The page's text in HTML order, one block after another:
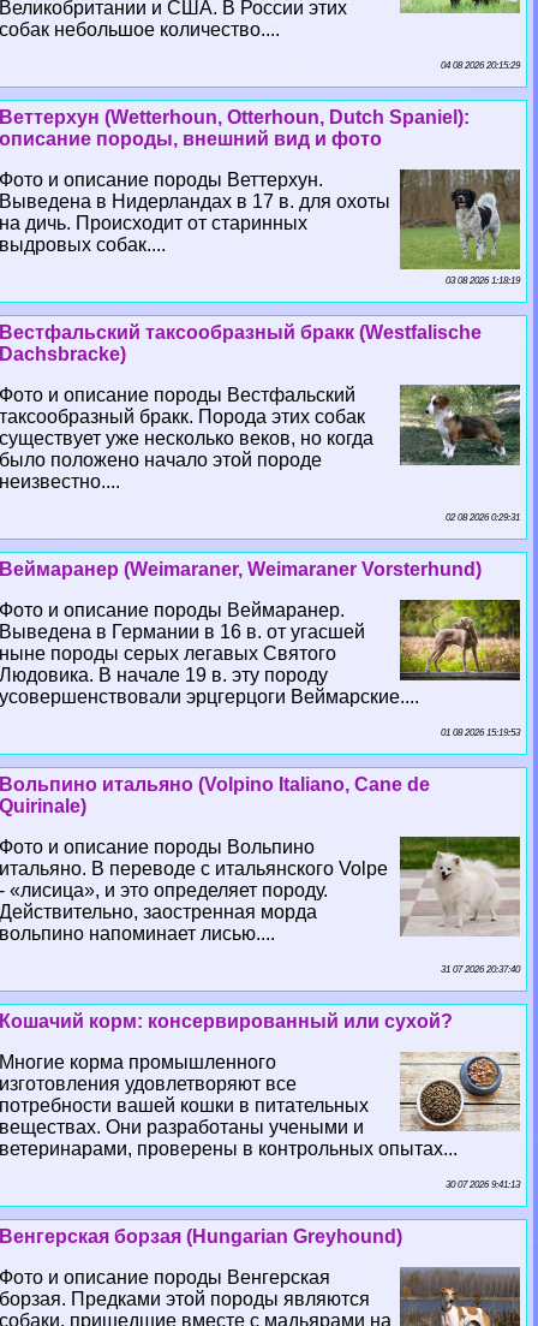
Великобритании и США. В России этих
собак небольшое количество....
04 08 2026 20:15:29
Веттерхун (Wetterhoun, Otterhoun, Dutch Spaniel):
описание породы, внешний вид и фото
Фото и описание породы Веттерхун.
Выведена в Нидерландах в 17 в. для охоты
на дичь. Происходит от старинных
выдровых собак....
03 08 2026 1:18:19
Вестфальский таксообразный бpaкк (Westfalische
Dachsbracke)
Фото и описание породы Вестфальский
таксообразный бpaкк. Порода этих собак
существует уже несколько веков, но когда
было положено начало этой породе
неизвестно....
02 08 2026 0:29:31
Веймаранер (Weimaraner, Weimaraner Vorsterhund)
Фото и описание породы Веймаранер.
Выведена в Германии в 16 в. от угасшей
ныне породы серых легавых Святого
Людовика. В начале 19 в. эту породу
усовершенствовали эрцгерцоги Веймарские....
01 08 2026 15:19:53
Вольпино итальяно (Volpino Italiano, Cane de
Quirinale)
Фото и описание породы Вольпино
итальяно. В переводе с итальянского Volpe
- «лисица», и это определяет породу.
Действительно, заостренная морда
вольпино напоминает лисью....
31 07 2026 20:37:40
Кошачий корм: консервированный или сухой?
Многие корма промышленного
изготовления удовлетворяют все
потребности вашей кошки в питательных
веществах. Они разработаны учеными и
ветеринарами, проверены в контрольных опытах...
30 07 2026 9:41:13
Венгерская борзая (Hungarian Greyhound)
Фото и описание породы Венгерская
борзая. Предками этой породы являются
собаки, пришедшие вместе с мадьярами на